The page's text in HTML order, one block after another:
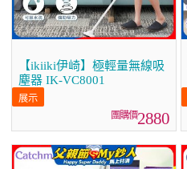
【ikiiki伊崎】極輕量無線吸
塵器 IK-VC8001
2880